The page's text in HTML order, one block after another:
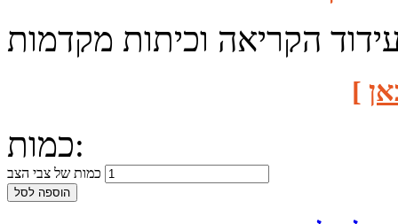
הקריאה וכיתות מקדמות
]
כמות:
כמות של צבי הצב
הוספה לסל